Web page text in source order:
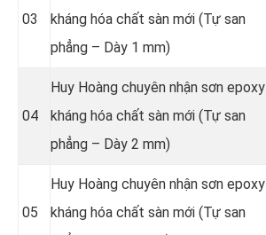
03
kháng hóa chất sàn mới (Tự san
phẳng – Dày 1 mm)
04
Huy Hoàng chuyên nhận sơn epoxy
kháng hóa chất sàn mới (Tự san
phẳng – Dày 2 mm)
05
Huy Hoàng chuyên nhận sơn epoxy
kháng hóa chất sàn mới (Tự san